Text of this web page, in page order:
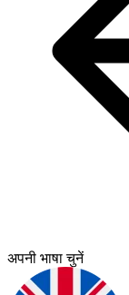
अपनी भाषा चुनें